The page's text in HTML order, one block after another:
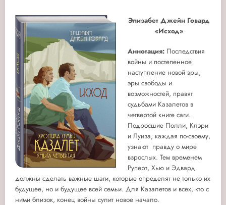
Элизабет Джейн Говард
«Исход»
Аннотация: Последствия
войны и постепенное
наступление новой эры,
эры свободы и
возможностей, правят
судьбами Казалетов в
четвертой книге саги.
Подросшие Полли, Клэри
и Луиза, каждая по-своему,
узнают правду о мире
взрослых. Тем временем
Руперт, Хью и Эдвард
должны сделать важные шаги, которые определят не только их
будущее, но и будущее всей семьи. Для Казалетов и всех, кто с
ними близок, конец войны сулит новое начало.